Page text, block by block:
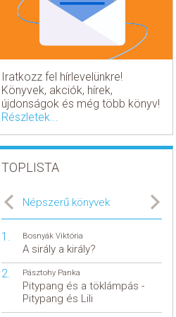
Iratkozz fel hírlevelünkre!
Könyvek, akciók, hírek,
újdonságok és még több könyv!
Részletek...
TOPLISTA
Népszerű könyvek
Bosnyák Viktória
A sirály a király?
Pásztohy Panka
Pitypang és a töklámpás -
Pitypang és Lili